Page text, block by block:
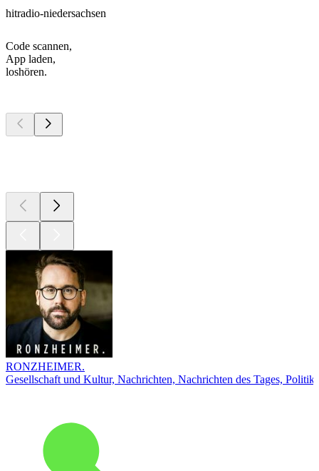
hitradio-niedersachsen
Code scannen,
App laden,
loshören.
RONZHEIMER.
Gesellschaft und Kultur, Nachrichten, Nachrichten des Tages, Politik